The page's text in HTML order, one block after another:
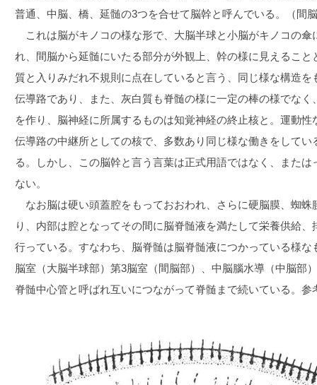
普通、中脳、橋、延髄の3つを合せて脳幹と呼んでいる。（間
これは脳がキノコの様な形で、大脳半球と小脳がキノコの傘
れ、間脳から延髄にいたる部分が外観上、幹の様に見えるこ
質と入りみだれ不規則に点在していると言う、同じ様な構造
伝導路であり、また、灰白質も脊髄の様に一定の棒の様でな
を作り、脳神経に所属するものは知覚神経の終止核と。運動
伝導路の中継所としての核で、多数あり同じ様な働きをして
る。しかし、この脳幹と言う言葉は正式用語ではなく、また
ない。
なお脳は硬い頭蓋腔をもっておおわれ、さらに硬脳膜、蜘蛛
り、内部は腔となってその間に脳脊髄液を満たして栄養供給
行っている。すなわち、脳脊髄は脳脊髄液につかっている様
脳室（大脳半球部）第3脳室（間脳部）、中脳腦水導（中脳部
脊髄中心管と呼ばれ互いにつながって脊髄まで続いている。参